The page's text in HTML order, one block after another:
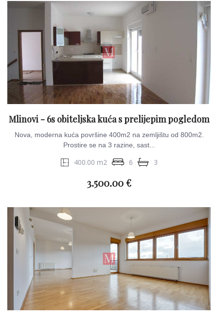
Mlinovi - 6s obiteljska kuća s prelijepim pogledom
Nova, moderna kuća površine 400m2 na zemljištu od 800m2.
Prostire se na 3 razine, sast...
400.00 m2 6 3
3.500.00 €